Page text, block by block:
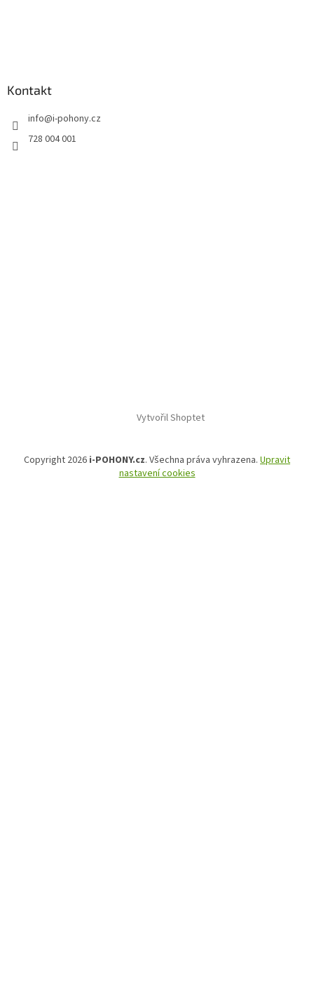
Kontakt
info@i-pohony.cz
728 004 001
Vytvořil Shoptet
Copyright 2026 i-POHONY.cz. Všechna práva vyhrazena. Upravit
nastavení cookies